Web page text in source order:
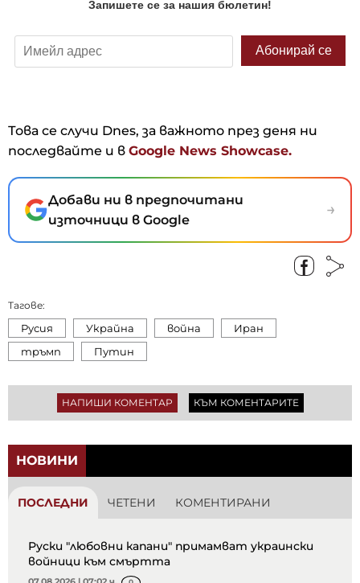
Това се случи Dnes, за важното през деня ни
последвайте и в Google News Showcase.
Добави ни в предпочитани
източници в Google
→
Тагове:
Русия Украйна война
Иран
тръмп
Путин
НАПИШИ КОМЕНТАР КЪМ КОМЕНТАРИТЕ
НОВИНИ
ПОСЛЕДНИ ЧЕТЕНИ КОМЕНТИРАНИ
Руски "любовни капани" примамват украински
войници към смъртта